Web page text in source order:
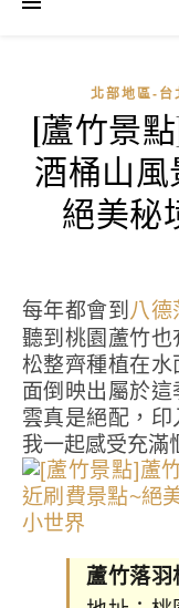
北部地區-台
[蘆竹景
酒桶山
絕美秘
每年都會到八德
聽到桃園蘆竹
松整齊種植在
面倒映出屬於
雲真是絕配，
我一起感受充滿
蘆竹落羽